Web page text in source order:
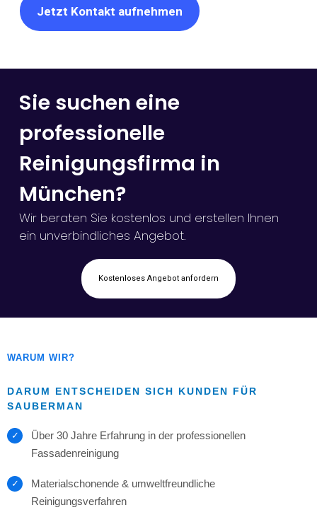
Jetzt Kontakt aufnehmen
Sie suchen eine
professionelle
Reinigungsfirma in
München?
Wir beraten Sie kostenlos und erstellen Ihnen
ein unverbindliches Angebot.
Kostenloses Angebot anfordern
WARUM WIR?
DARUM ENTSCHEIDEN SICH KUNDEN FÜR
SAUBERMAN
Über 30 Jahre Erfahrung in der professionellen
Fassadenreinigung
Materialschonende & umweltfreundliche
Reinigungsverfahren